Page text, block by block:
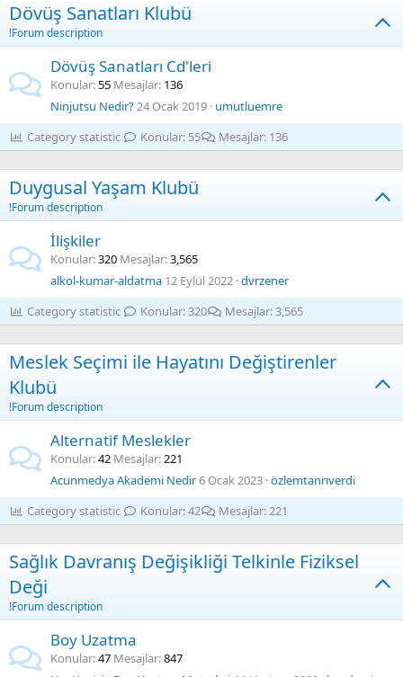
Dövüş Sanatları Klubü
!Forum description
Dövüş Sanatları Cd'leri
Konular 55 Mesajlar 136
Ninjutsu Nedir?24 Ocak 2019 umutluemre
Category statistic
Konular 55 Mesajlar 136
Duygusal Yaşam Klubü
!Forum description
İlişkiler
Konular 320 Mesajlar 3,565
alkol-kumar-aldatma 12 Eylül 2022 dvrzener
Category statistic
Konular 320 Mesajlar 3,565
Meslek Seçimi ile Hayatını Değiştirenler
Klubü
!Forum description
Alternatif Meslekler
Konular 42 Mesajlar 221
Acunmedya Akademi Nedir6 Ocak 2023 özlemtanrıverdi
Category statistic
Konular 42 Mesajlar 221
Sağlık Davranış Değişikliği Telkinle Fiziksel
Deği
!Forum description
Boy Uzatma
Konular 47 Mesajlar 847